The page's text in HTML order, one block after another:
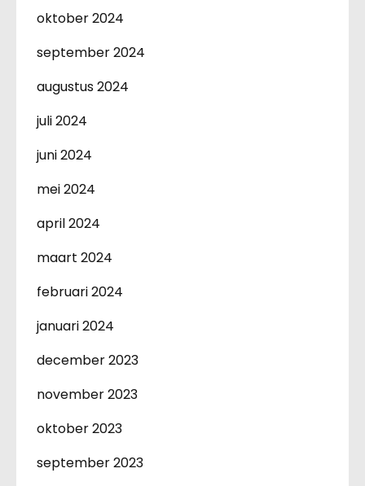
oktober 2024
september 2024
augustus 2024
juli 2024
juni 2024
mei 2024
april 2024
maart 2024
februari 2024
januari 2024
december 2023
november 2023
oktober 2023
september 2023